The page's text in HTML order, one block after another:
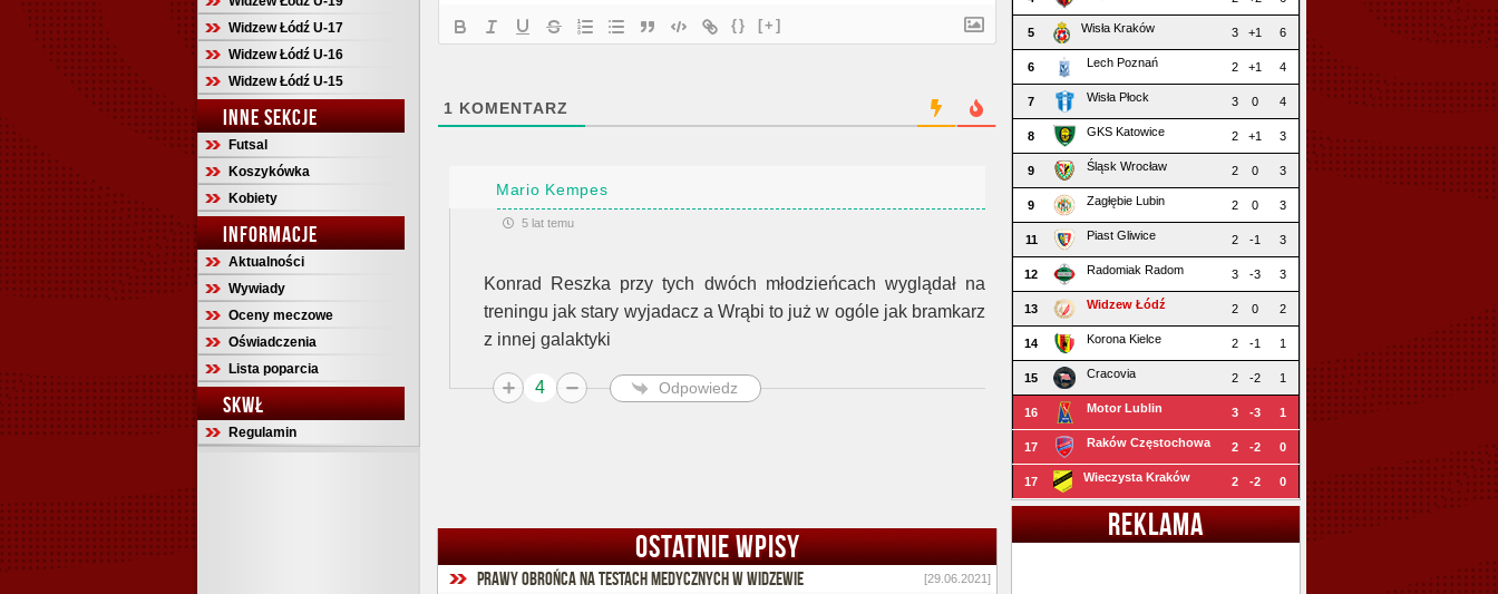
Widzew Łódź U-17
Widzew Łódź U-16
Widzew Łódź U-15
INNE SEKCJE
Futsal
Koszykówka
Kobiety
INFORMACJE
Aktualności
Wywiady
Oceny meczowe
Oświadczenia
Lista poparcia
SKWŁ
Regulamin
{} [+]
1 KOMENTARZ
Mario Kempes
5 lat temu
Konrad Reszka przy tych dwóch młodzieńcach wyglądał na
treningu jak stary wyjadacz a Wrąbi to już w ogóle jak bramkarz
z innej galaktyki
4 Odpowiedz
OSTATNIE WPISY
Prawy obrońca na testach medycznych w Widzewie [29.06.2021]
5 Wisła Kraków 3 +1 6
6 Lech Poznań 2 +1 4
7 Wisła Płock 3 0 4
8 GKS Katowice 2 +1 3
9 Śląsk Wrocław 2 0 3
9 Zagłębie Lubin 2 0 3
11 Piast Gliwice 2 -1 3
12 Radomiak Radom 3 -3 3
13 Widzew Łódź 2 0 2
14 Korona Kielce 2 -1 1
15 Cracovia 2 -2 1
16 Motor Lublin 3 -3 1
17 Raków Częstochowa 2 -2 0
17 Wieczysta Kraków 2 -2 0
REKLAMA